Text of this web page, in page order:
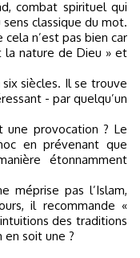
combat spirituel qui
classique du mot.
n’est pas bien car
la nature de Dieu » et
siècles. Il se trouve
- par quelqu’un
provocation ? Le
en prévenant que
étonnamment
méprise pas l’Islam,
il recommande «
des traditions
en soit une ?